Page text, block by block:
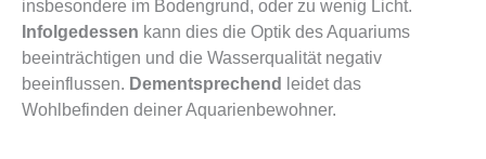
insbesondere im Bodengrund, oder zu wenig Licht.
Infolgedessen kann dies die Optik des Aquariums
beeinträchtigen und die Wasserqualität negativ
beeinflussen. Dementsprechend
leidet das
Wohlbefinden deiner Aquarienbewohner.